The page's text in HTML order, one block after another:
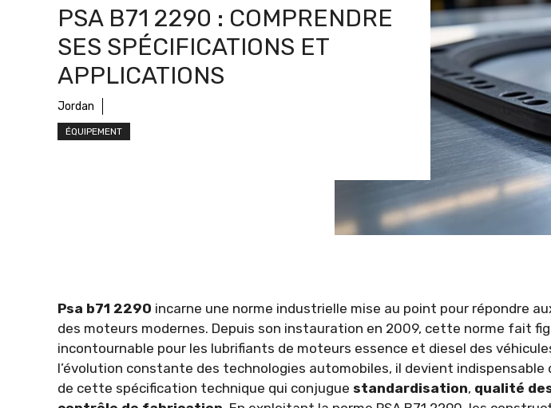
PSA B71 2290 : COMPRENDRE
SES SPÉCIFICATIONS ET
APPLICATIONS
Jordan
ÉQUIPEMENT
Psa b71 2290 incarne une norme industrielle mise au point pour répondre
des moteurs modernes. Depuis son instauration en 2009, cette norme fait
incontournable pour les lubrifiants de moteurs essence et diesel des
l’évolution constante des technologies automobiles, il devient indispensable
de cette spécification technique qui conjugue standardisation, qualité